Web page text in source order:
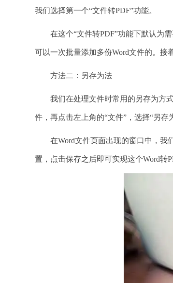
我们选择第一个“文件转PDF”功能。
在这个“文件转PDF”功能下默认为需
可以一次批量添加多份Word文件的。接
方法二：另存为法
我们在处理文件时常用的另存为方式
件，再点击左上角的“文件”，选择“另存
在Word文件页面出现的窗口中，我们
置，点击保存之后即可实现这个Word转